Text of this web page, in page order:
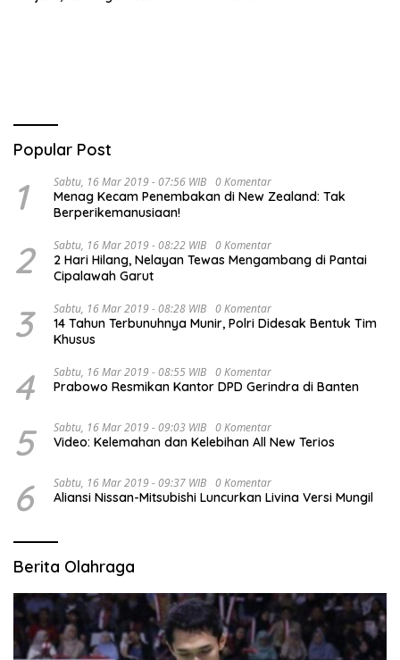
Popular Post
1 Sabtu, 16 Mar 2019 - 07:56 WIB 0 Komentar
Menag Kecam Penembakan di New Zealand: Tak
Berperikemanusiaan!
2 Sabtu, 16 Mar 2019 - 08:22 WIB 0 Komentar
2 Hari Hilang, Nelayan Tewas Mengambang di Pantai
Cipalawah Garut
3 Sabtu, 16 Mar 2019 - 08:28 WIB 0 Komentar
14 Tahun Terbunuhnya Munir, Polri Didesak Bentuk Tim
Khusus
4 Sabtu, 16 Mar 2019 - 08:55 WIB 0 Komentar
Prabowo Resmikan Kantor DPD Gerindra di Banten
5 Sabtu, 16 Mar 2019 - 09:03 WIB 0 Komentar
Video: Kelemahan dan Kelebihan All New Terios
6 Sabtu, 16 Mar 2019 - 09:37 WIB 0 Komentar
Aliansi Nissan-Mitsubishi Luncurkan Livina Versi Mungil
Berita Olahraga